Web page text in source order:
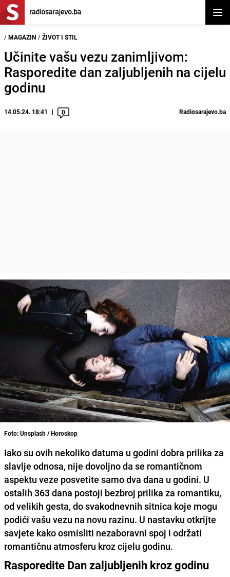
/ MAGAZIN / ŽIVOT I STIL
Učinite vašu vezu zanimljivom:
Rasporedite dan zaljubljenih na cijelu
godinu
14.05.24. 18:41 0 Radiosarajevo.ba
Foto: Unsplash / Horoskop
Iako su ovih nekoliko datuma u godini dobra prilika za
slavlje odnosa, nije dovoljno da se romantičnom
aspektu veze posvetite samo dva dana u godini. U
ostalih 363 dana postoji bezbroj prilika za romantiku,
od velikih gesta, do svakodnevnih sitnica koje mogu
podići vašu vezu na novu razinu. U nastavku otkrijte
savjete kako osmisliti nezaboravni spoj i održati
romantičnu atmosferu kroz cijelu godinu.
Rasporedite Dan zaljubljenih kroz godinu